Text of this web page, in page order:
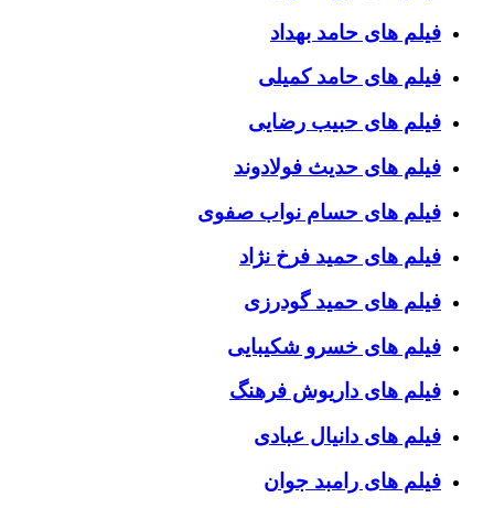
فیلم های حامد بهداد
فیلم های حامد کمیلی
فیلم های حبیب رضایی
فیلم های حدیث فولادوند
فیلم های حسام نواب صفوی
فیلم های حمید فرخ نژاد
فیلم های حمید گودرزی
فیلم های خسرو شکیبایی
فیلم های داریوش فرهنگ
فیلم های دانیال عبادی
فیلم های رامبد جوان